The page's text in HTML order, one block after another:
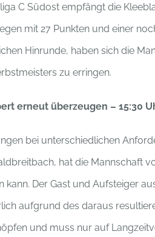
C Südost empfängt die
mit 27 Punkten und einer
Hinrunde, haben sich die
zu erringen.
erneut überzeugen – 15:30
bei unterschiedlichen
hat die Mannschaft
kann. Der Gast und Aufsteiger
aufgrund des daraus
und muss nur auf